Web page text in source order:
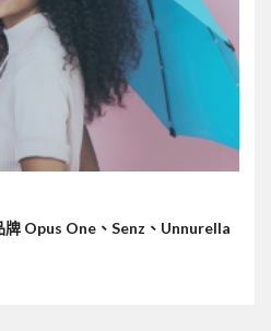
Opus One、Senz、Unnurella